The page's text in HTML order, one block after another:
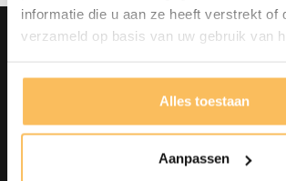
informatie die u aan ze heeft verstrekt of
verzameld op basis van uw gebruik van
Alles toestaan
Aanpassen
Nach
einkaufen
Teak-Badezimmermöbel